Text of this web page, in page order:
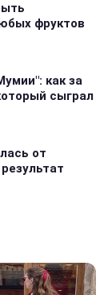
фруктов
как за
сыграл
от